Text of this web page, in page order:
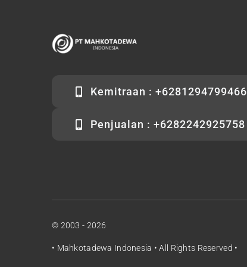
Kemitraan : +6281294799466
Penjualan : +6282242925758
© 2003 - 2026
• Mahkotadewa Indonesia • All Rights Reserved •